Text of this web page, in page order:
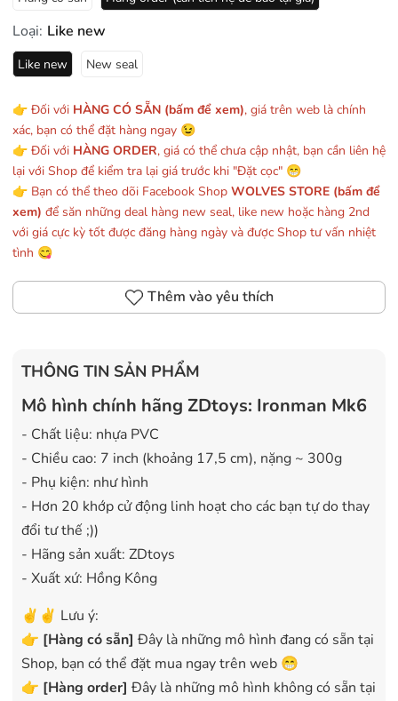
Loại: Like new
Like new New seal
👉 Đối với HÀNG CÓ SẴN (bấm để xem), giá trên web là chính
xác, bạn có thể đặt hàng ngay 😉
👉 Đối với HÀNG ORDER, giá có thể chưa cập nhật, bạn cần liên hệ
lại với Shop để kiểm tra lại giá trước khi "Đặt cọc" 😁
👉 Bạn có thể theo dõi Facebook Shop WOLVES STORE (bấm để
xem) để săn những deal hàng new seal, like new hoặc hàng 2nd
với giá cực kỳ tốt được đăng hàng ngày và được Shop tư vấn nhiệt
tình 😋
Thêm vào yêu thích
THÔNG TIN SẢN PHẨM
Mô hình chính hãng ZDtoys: Ironman Mk6
- Chất liệu: nhựa PVC
- Chiều cao: 7 inch (khoảng 17,5 cm), nặng ~ 300g
- Phụ kiện: như hình
- Hơn 20 khớp cử động linh hoạt cho các bạn tự do thay
đổi tư thế ;))
- Hãng sản xuất: ZDtoys
- Xuất xứ: Hồng Kông
✌️✌️ Lưu ý:
👉 [Hàng có sẵn] Đây là những mô hình đang có sẵn tại
Shop, bạn có thể đặt mua ngay trên web 😁
👉 [Hàng order] Đây là những mô hình không có sẵn tại